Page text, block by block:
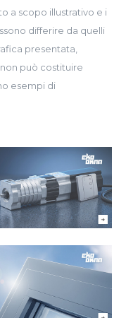
a scopo illustrativo e i
differire da quelli
presentata,
può costituire
esempi di